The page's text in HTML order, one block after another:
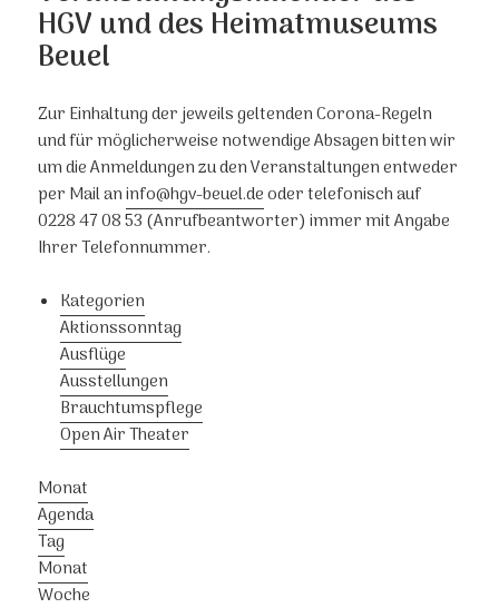
HGV und des Heimatmuseums
Beuel
Zur Einhaltung der jeweils geltenden Corona-Regeln
und für möglicherweise notwendige Absagen bitten wir
um die Anmeldungen zu den Veranstaltungen entweder
per Mail aninfo@hgv-beuel.deoder telefonisch auf
0228 47 08 53 (Anrufbeantworter) immer mit Angabe
Ihrer Telefonnummer.
Kategorien
Aktionssonntag
Ausflüge
Ausstellungen
Brauchtumspflege
Open Air Theater
Monat
Agenda
Tag
Monat
Woche